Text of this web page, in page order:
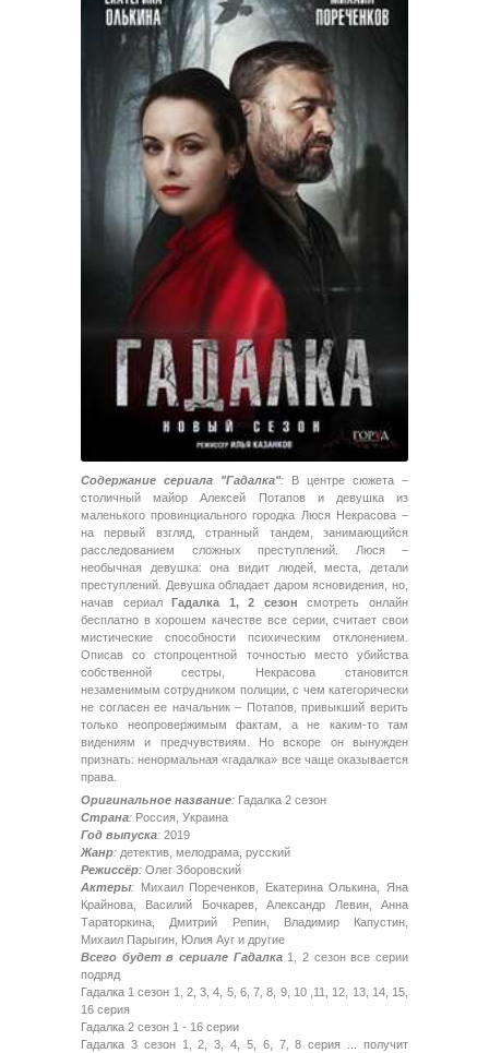
Содержание сериала "Гадалка": В центре сюжета –
столичный майор Алексей Потапов и девушка из
маленького провинциального городка Люся Некрасова –
на первый взгляд, странный тандем, занимающийся
расследованием сложных преступлений. Люся –
необычная девушка: она видит людей, места, детали
преступлений. Девушка обладает даром ясновидения, но,
начав сериал
Гадалка 1, 2 сезон смотреть онлайн
бесплатно в хорошем качестве все серии, считает свои
мистические способности психическим отклонением.
Описав со стопроцентной точностью место убийства
собственной сестры, Некрасова становится
незаменимым сотрудником полиции, с чем категорически
не согласен ее начальник – Потапов, привыкший верить
только неопровержимым фактам, а не каким-то там
видениям и предчувствиям. Но вскоре он вынужден
признать: ненормальная «гадалка» все чаще оказывается
права.
Оригинальное название: Гадалка 2 сезон
Страна: Россия, Украина
Год выпуска: 2019
Жанр: детектив, мелодрама, русский
Режиссёр: Олег Зборовский
Актеры: Михаил Пореченков, Екатерина Олькина, Яна
Крайнова, Василий Бочкарев, Александр Левин, Анна
Тараторкина, Дмитрий Репин, Владимир Капустин,
Михаил Парыгин, Юлия Ауг и другие
Всего будет в сериале Гадалка 1, 2 сезон все серии
подряд
Гадалка 1 сезон 1, 2, 3, 4, 5, 6, 7, 8, 9, 10 ,11, 12, 13, 14, 15,
16 серия
Гадалка 2 сезон 1 - 16 серии
Гадалка 3 сезон 1, 2, 3, 4, 5, 6, 7, 8 серия ... получит